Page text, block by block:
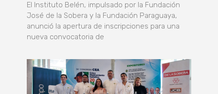
El Instituto Belén, impulsado por la Fundación
José de la Sobera y la Fundación Paraguaya,
anunció la apertura de inscripciones para una
nueva convocatoria de